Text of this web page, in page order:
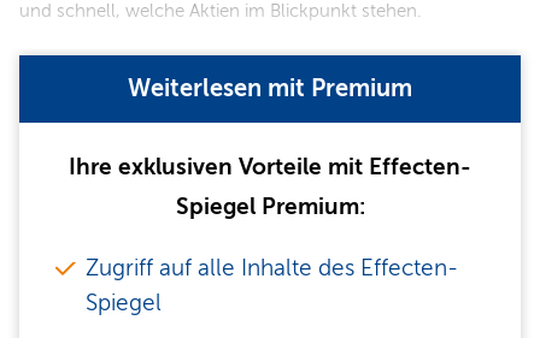
und schnell, welche Aktien im Blickpunkt stehen.
Weiterlesen mit Premium
Ihre exklusiven Vorteile mit Effecten-
Spiegel Premium:
Zugriff auf alle Inhalte des Effecten-
Spiegel